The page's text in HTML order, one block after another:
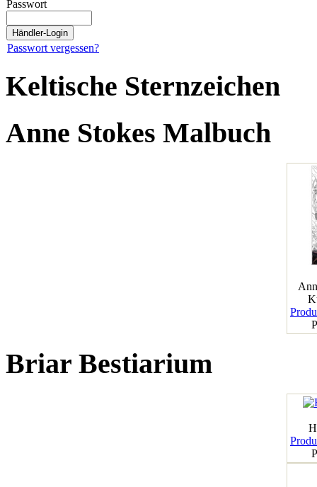
Passwort
Passwort vergessen?
Keltische Sternzeichen
Anne Stokes Malbuch
Briar Bestiarium